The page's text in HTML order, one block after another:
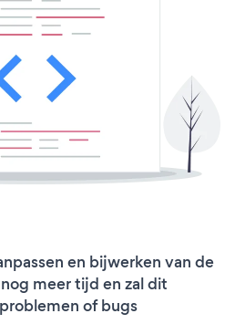
en bijwerken van de
meer tijd en zal dit
of bugs